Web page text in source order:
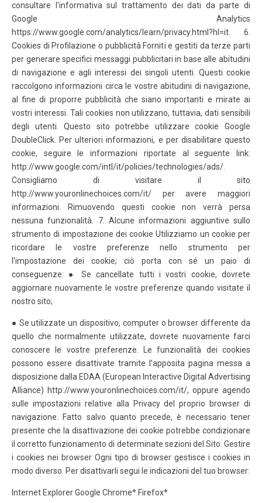
consultare l'informativa sul trattamento dei dati da parte di
Google Analytics
https://www.google.com/analytics/learn/privacy.html?hl=it. 6.
Cookies di Profilazione o pubblicità Forniti e gestiti da terze parti
per generare specifici messaggi pubblicitari in base alle abitudini
di navigazione e agli interessi dei singoli utenti. Questi cookie
raccolgono informazioni circa le vostre abitudini di navigazione,
al fine di proporre pubblicità che siano importanti e mirate ai
vostri interessi. Tali cookies non utilizzano, tuttavia, dati sensibili
degli utenti. Questo sito potrebbe utilizzare cookie Google
DoubleClick. Per ulteriori informazioni, e per disabilitare questo
cookie, seguire le informazioni riportate al seguente link:
http://www.google.com/intl/it/policies/technologies/ads/.
Consigliamo di visitare il sito
http://www.youronlinechoices.com/it/ per avere maggiori
informazioni. Rimuovendo questi cookie non verrà persa
nessuna funzionalità. 7. Alcune informazioni aggiuntive sullo
strumento di impostazione dei cookie Utilizziamo un cookie per
ricordare le vostre preferenze nello strumento per
l'impostazione dei cookie; ciò porta con sé un paio di
conseguenze: ● Se cancellate tutti i vostri cookie, dovrete
aggiornare nuovamente le vostre preferenze quando visitate il
nostro sito;
● Se utilizzate un dispositivo, computer o browser differente da
quello che normalmente utilizzate, dovrete nuovamente farci
conoscere le vostre preferenze. Le funzionalità dei cookies
possono essere disattivate tramite l’apposita pagina messa a
disposizione dalla EDAA (European Interactive Digital Advertising
Alliance) http://www.youronlinechoices.com/it/, oppure agendo
sulle impostazioni relative alla Privacy del proprio browser di
navigazione. Fatto salvo quanto precede, è necessario tener
presente che la disattivazione dei cookie potrebbe condizionare
il corretto funzionamento di determinate sezioni del Sito. Gestire
i cookies nei browser Ogni tipo di browser gestisce i cookies in
modo diverso. Per disattivarli segui le indicazioni del tuo browser:
Internet Explorer Google Chrome* Firefox*